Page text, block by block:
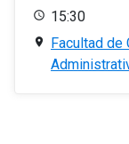
15:30
Facultad de